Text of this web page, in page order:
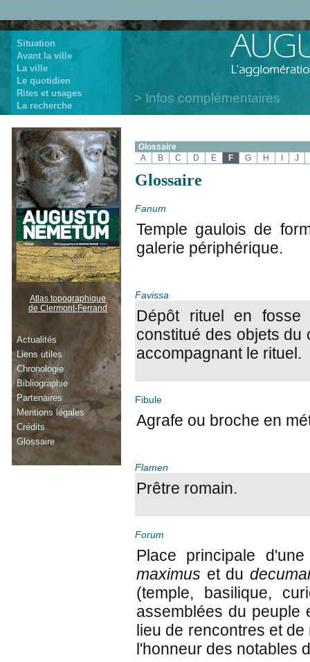
Situation
Avant la ville
La ville
Le quotidien
Rites et usages
La recherche
Infos complémentaires
Glossaire
A
B C D E F G H J
Glossaire
Fanum
Temple gaulois de
galerie périphérique.
Favissa
Dépôt rituel en fosse
constitué des objets du
accompagnant le rituel.
Fibule
Agrafe ou broche en
Flamen
Prêtre romain.
Forum
Place principale
maximus et du
(temple, basilique,
assemblées du peuple
lieu de rencontres et
l'honneur des notables
Atlas topographique
de Clermont-Ferrand
Actualités
Liens utiles
Chronologie
Bibliographie
Partenaires
Mentions légales
Crédits
Glossaire